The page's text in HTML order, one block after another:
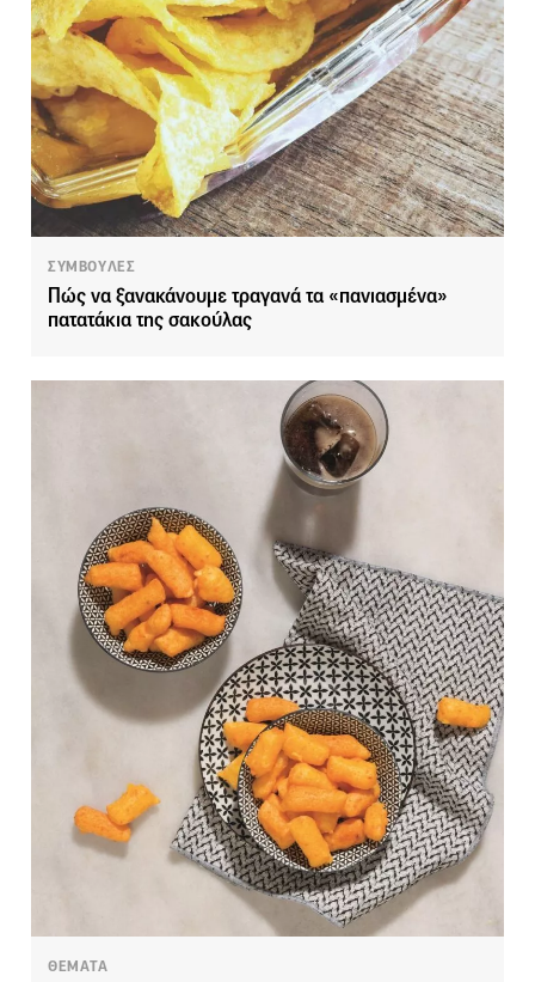
ΣΥΜΒΟΥΛΕΣ
Πώς να ξανακάνουμε τραγανά τα «πανιασμένα»
πατατάκια της σακούλας
ΘΕΜΑΤΑ